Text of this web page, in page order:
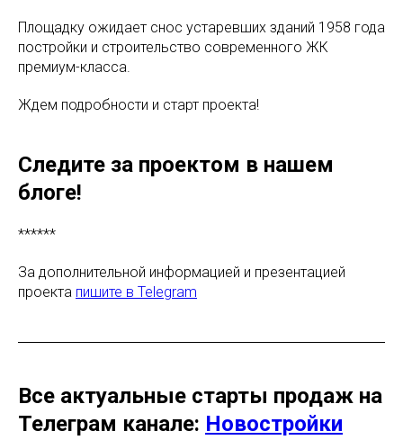
Площадку ожидает снос устаревших зданий 1958 года
постройки и строительство современного ЖК
премиум-класса.
Ждем подробности и старт проекта!
Следите за проектом в нашем
блоге!
******
За дополнительной информацией и презентацией
проекта пишите в Telegram
Все актуальные старты продаж на
Телеграм канале: Новостройки